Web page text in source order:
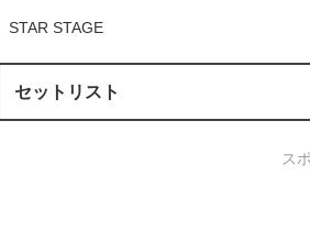
STAR STAGE
セットリスト
ス